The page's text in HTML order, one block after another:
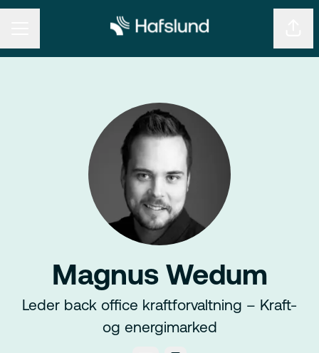
Magnus Wedum
Leder back office kraftforvaltning – Kraft-
og energimarked